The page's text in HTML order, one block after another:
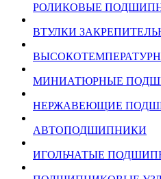
РОЛИКОВЫЕ
ВТУЛКИ
МИНИАТЮРНЫЕ
НЕРЖАВЕЮЩИЕ
АВТОПОДШИПНИКИ
ИГОЛЬЧАТЫЕ